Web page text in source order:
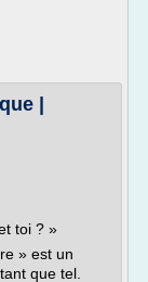
|
toi ? »
» est un
que tel.